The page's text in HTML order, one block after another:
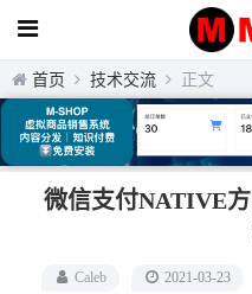
首页 技术交流 正文
微信支付NATIVE
Caleb 2021-03-23